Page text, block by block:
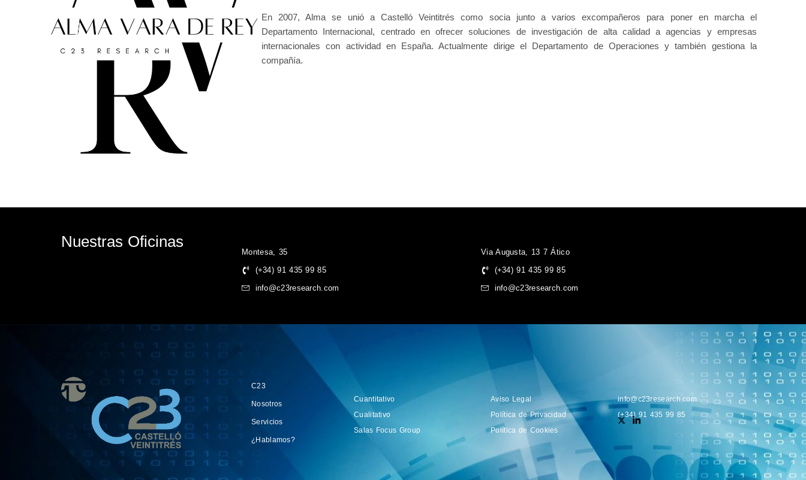
En 2007, Alma se unió a Castelló Veintitrés como socia junto a varios excompañeros para poner en marcha el
Departamento Internacional, centrado en ofrecer soluciones de investigación de alta calidad a agencias y empresas
internacionales con actividad en España. Actualmente dirige el Departamento de Operaciones y también gestiona la
compañía.
Nuestras Oficinas
Montesa, 35
(+34) 91 435 99 85
info@c23research.com
Via Augusta, 13 7 Ático
(+34) 91 435 99 85
info@c23research.com
C23
Nosotros
Servicios
¿Hablamos?
Cuantitativo
Cualitativo
Salas Focus Group
Aviso Legal
Política de Privacidad
Política de Cookies
info@c23research.com
(+34) 91 435 99 85